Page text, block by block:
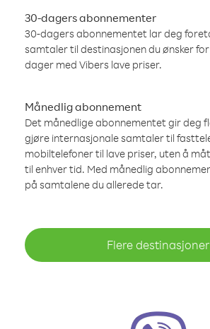
30-dagers abonnementer
30-dagers abonnementet lar deg
samtaler til destinasjonen du ønsker
dager med Vibers lave priser.
Månedlig abonnement
Det månedlige abonnementet gir deg
gjøre internasjonale samtaler til
mobiltelefoner til lave priser, uten å
til enhver tid. Med månedlig
på samtalene du allerede tar.
Flere destinasjoner